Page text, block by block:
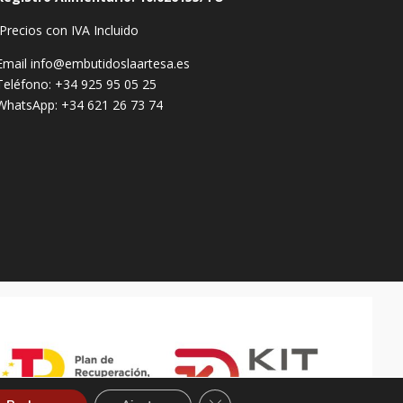
Precios con IVA Incluido
info@embutidoslaartesa.es
+34 925 95 05 25
+34 621 26 73 74